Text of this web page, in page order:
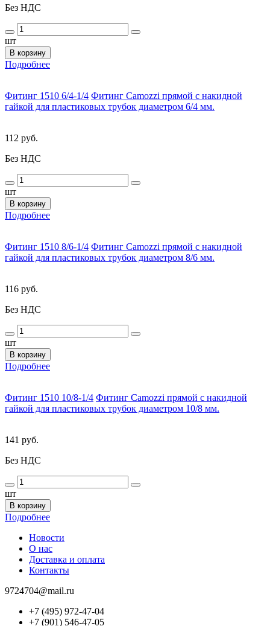
Без НДС
шт
В корзину
Подробнее
Фитинг 1510 6/4-1/4 Фитинг Camozzi прямой с накидной
гайкой для пластиковых трубок диаметром 6/4 мм.
112 руб.
Без НДС
шт
В корзину
Подробнее
Фитинг 1510 8/6-1/4 Фитинг Camozzi прямой с накидной
гайкой для пластиковых трубок диаметром 8/6 мм.
116 руб.
Без НДС
шт
В корзину
Подробнее
Фитинг 1510 10/8-1/4 Фитинг Camozzi прямой с накидной
гайкой для пластиковых трубок диаметром 10/8 мм.
141 руб.
Без НДС
шт
В корзину
Подробнее
Новости
О нас
Доставка и оплата
Контакты
9724704@mail.ru
+7 (495) 972-47-04
+7 (901) 546-47-05